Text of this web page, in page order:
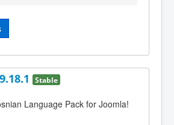
Stable
Language Pack for Joomla!